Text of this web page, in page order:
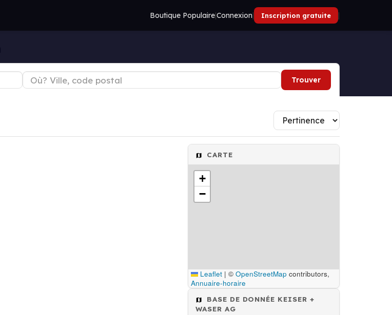
Boutique Populaire|Connexion| Inscription gratuite |
Trouver
CARTE
+
−
Leaflet | © OpenStreetMap contributors,
Annuaire-horaire
BASE DE DONNÉE KEISER +
WASER AG